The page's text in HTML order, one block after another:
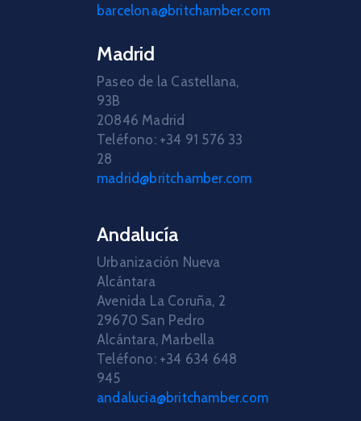
barcelona@britchamber.com
Madrid
Paseo de la Castellana,
93B
20846 Madrid
Teléfono: +34 91 576 33
28
madrid@britchamber.com
Andalucía
Urbanización Nueva
Alcántara
Avenida La Coruña, 2
29670 San Pedro
Alcántara, Marbella
Teléfono: +34 634 648
945
andalucia@britchamber.com